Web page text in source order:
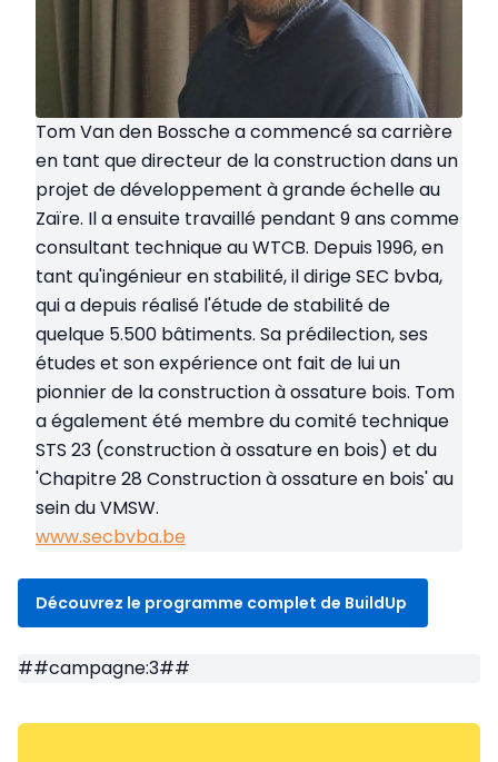
Tom Van den Bossche a commencé sa carrière
en tant que directeur de la construction dans un
projet de développement à grande échelle au
Zaïre. Il a ensuite travaillé pendant 9 ans comme
consultant technique au WTCB. Depuis 1996, en
tant qu'ingénieur en stabilité, il dirige SEC bvba,
qui a depuis réalisé l'étude de stabilité de
quelque 5.500 bâtiments. Sa prédilection, ses
études et son expérience ont fait de lui un
pionnier de la construction à ossature bois. Tom
a également été membre du comité technique
STS 23 (construction à ossature en bois) et du
'Chapitre 28 Construction à ossature en bois' au
sein du VMSW.
www.secbvba.be
Découvrez le programme complet de BuildUp
##campagne:3##